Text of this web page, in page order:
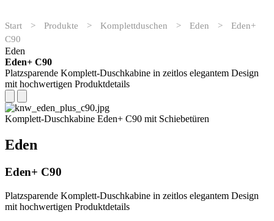
Start > Produkte > Komplettduschen > Eden >
Eden+
C90
Eden
Eden+ C90
Platzsparende Komplett-Duschkabine in zeitlos elegantem Design
mit hochwertigen Produktdetails
Komplett-Duschkabine Eden+ C90 mit Schiebetüren
Eden
Eden+ C90
Platzsparende Komplett-Duschkabine in zeitlos elegantem Design
mit hochwertigen Produktdetails